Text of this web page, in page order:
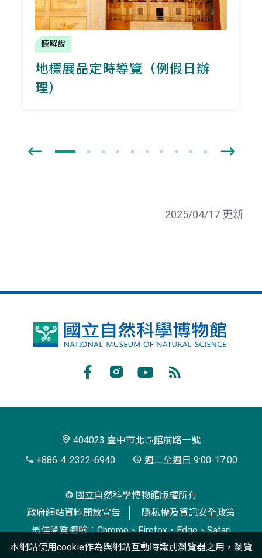
聽解說
地標展品定時導覽（例假日辦
理）
2025/04/17 更新
國
博
閱
404023 臺中市北區館前路一號
+886-4-2322-6940
週二至週日 9:00-17:00
© 國立自然科學博物館版權所有
政府網站資料開放宣告
隱私權及資訊安全政策
最佳瀏覽體驗：Chrome、Firefox、Edge、Safari
本網站使用cookie作為與網站互動時識別瀏覽器之用，瀏覽